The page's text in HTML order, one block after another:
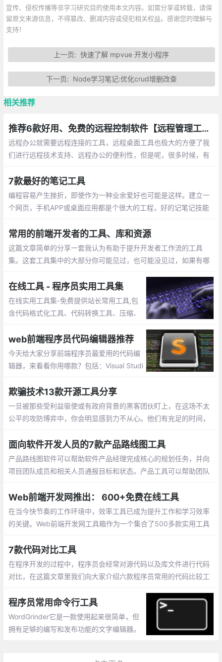
宣传、侵权传播等非学习研究目的使用本文内容。如需分享或转载，请保
留原文来源信息，不得篡改、删减内容或侵犯相关权益。感谢您的理解与
支持！
上一页:快速了解 mpvue 开发小程序
下一页: Node学习笔记:优化crud增删改查
相关推荐
推荐6款好用、免费的远程控制软件【远程管理工具】
远程办公就需要远程连接的工具，远程桌面工具也极大的方便了我
们进行远程技术支持、远程办公的便利性，但是呢，很多时候，有
7款最好的笔记工具
编程容易产生挫折，即使作为一种业余爱好也可能是这样。建立一
个网页，手机APP或桌面应用都是个很大的工程，好的记笔记技能
法。
常用的前端开发者的工具、库和资源
这篇文章简单的分享一套我认为有助于提升开发者工作流的工具
集。这套工具集中的大部分你可能见过，也可能没见过，如果有哪
类的资源，所以这里我将它们分组整理。
在线工具 - 程序员实用工具集
在线实用工具集-免费提供站长常用工具,包
含代码格式化工具、代码转换工具、压缩、
无忧。
web前端程序员代码编辑器推荐
今天给大家分享前端程序员最爱用的代码编
辑器，来看看你用哪款？包括：Visual Studi
t、Dreamweaver、Brackets、Notepad++
欺骗技术13款开源工具分享
一旦被那些受利益驱使或有政府背景的黑客团伙盯上，在这场不太
公平的攻防博弈中，你会明显感到力不从心。他们有充足的时间，
就可以大获全胜
面向软件开发人员的7款产品路线图工具
产品路线图软件可以帮助软件产品经理完成核心的规划任务，并向
项目团队成员和相关人员通报目标和状态。产品工具可以帮助团队
整个产品生命周期中步调一致
Web前端开发网推出： 600+免费在线工具
在当今快节奏的工作环境中，效率工具已成为提升工作和学习效率
的关键。Web前端开发网工具箱作为一个集合了500多款实用工具
下载安装、直接在浏览器中使用的便捷解决方案。
7款代码对比工具
在程序开发的过程中，程序员会经常对源代码以及库文件进行代码
对比，在这篇文章里我们向大家介绍六款程序员常用的代码比较工
程序员常用命令行工具
WordGrinder它是一款使用起来很简单，但
拥有足够的编写和发布功能的文字编辑器。